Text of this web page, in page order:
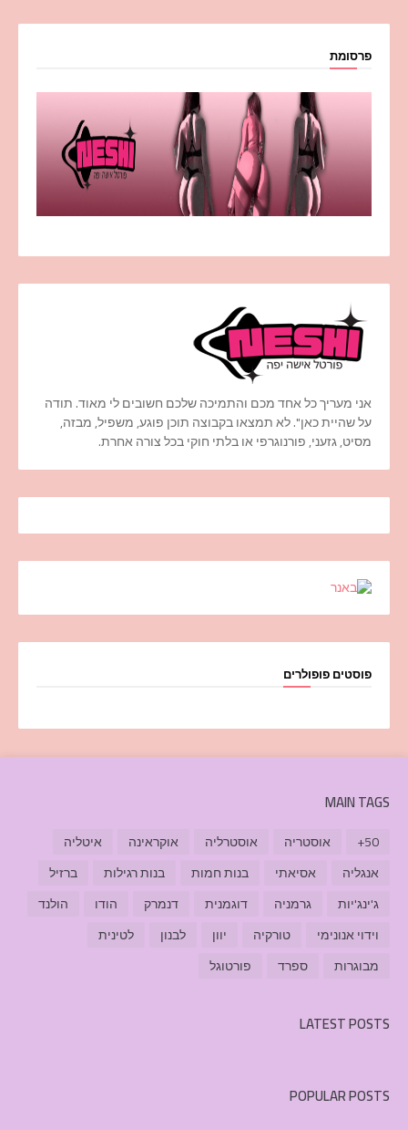
פרסומת
אני מעריך כל אחד מכם והתמיכה שלכם חשובים לי מאוד. תודה
על שהיית כאן". לא תמצאו בקבוצה תוכן פוגע, משפיל, מבזה,
מסיט, גזעני, פורנוגרפי או בלתי חוקי בכל צורה אחרת.
פוסטים פופולרים
MAIN TAGS
50+ אוסטריה אוסטרליה אוקראינה
איטליה
אנגליה
אסיאתי בנות חמות בנות רגילות
ברזיל
ג'ינג'יות
גרמניה דוגמנית דנמרק הודו
הולנד
וידוי אנונימי
טורקיה יוון לבנון
לטינית
מבוגרות
ספרד פורטוגל
LATEST POSTS
POPULAR POSTS